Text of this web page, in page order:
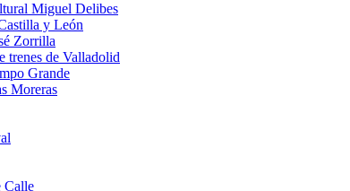
Miguel Delibes
y León
Zorrilla
trenes de Valladolid
Grande
Moreras
Calle